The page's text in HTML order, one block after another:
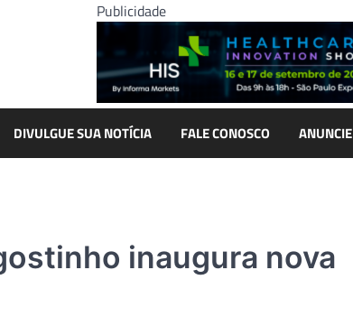
Publicidade
DIVULGUE SUA NOTÍCIA FALE CONOSCO ANUNCIE
inaugura nova